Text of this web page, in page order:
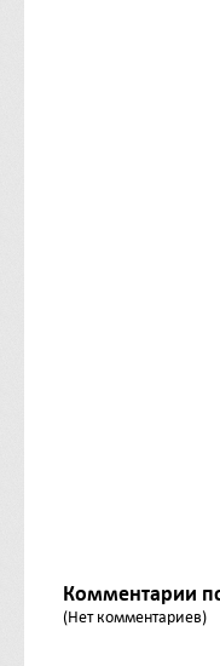
Комментарии
(Нет комментариев)